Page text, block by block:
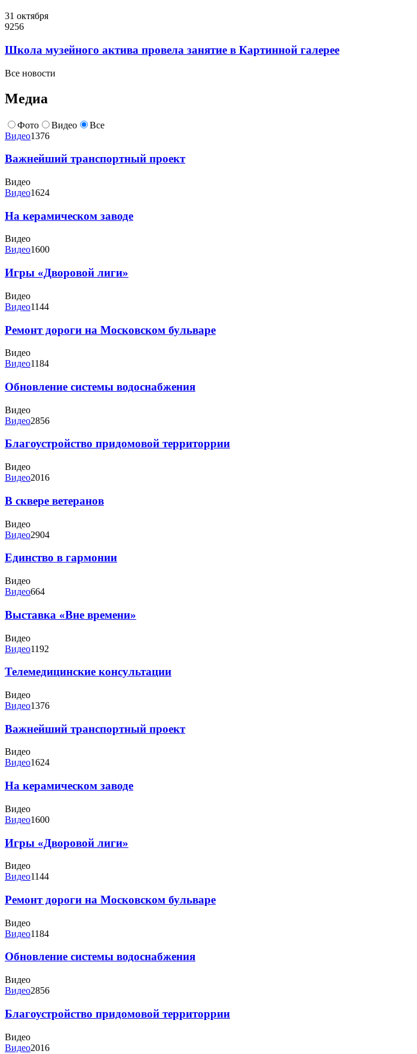
31 октября
9256
Школа музейного актива провела занятие в Картинной галерее
Все новости
Медиа
Фото Видео
Все
Видео1376
Важнейший транспортный проект
Видео
Видео1624
На керамическом заводе
Видео
Видео1600
Игры «Дворовой лиги»
Видео
Видео1144
Ремонт дороги на Московском бульваре
Видео
Видео1184
Обновление системы водоснабжения
Видео
Видео2856
Благоустройство придомовой территоррии
Видео
Видео2016
В сквере ветеранов
Видео
Видео2904
Единство в гармонии
Видео
Видео664
Выставка «Вне времени»
Видео
Видео1192
Телемедицинские консультации
Видео
Видео1376
Важнейший транспортный проект
Видео
Видео1624
На керамическом заводе
Видео
Видео1600
Игры «Дворовой лиги»
Видео
Видео1144
Ремонт дороги на Московском бульваре
Видео
Видео1184
Обновление системы водоснабжения
Видео
Видео2856
Благоустройство придомовой территоррии
Видео
Видео2016